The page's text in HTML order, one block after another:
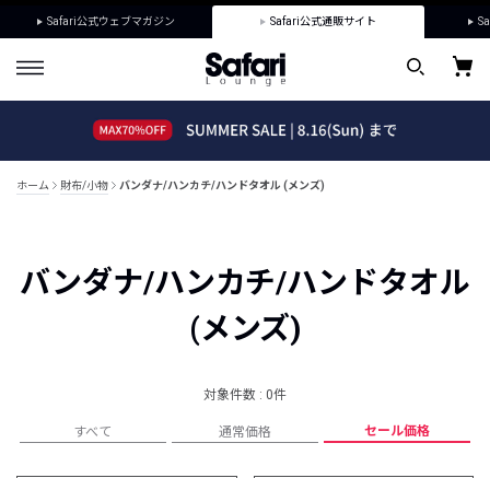
Safari公式ウェブマガジン Safari公式通販サイト
ホーム 財布/小物 バンダナ/ハンカチ/ハンドタオル (メンズ)
バンダナ/ハンカチ/ハンドタオル
(メンズ)
対象件数 : 0件
すべて 通常価格 セール価格